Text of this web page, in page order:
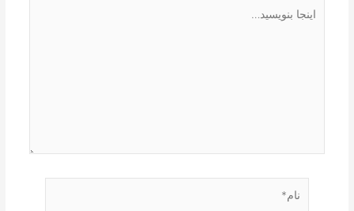
بنویسید…